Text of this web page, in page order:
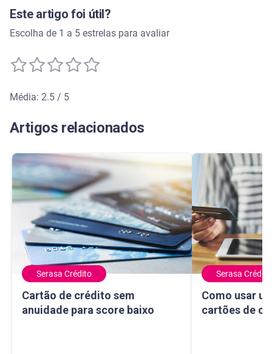
Este artigo foi útil?
Escolha de 1 a 5 estrelas para avaliar
Média: 2.5 / 5
Artigos relacionados
Serasa Crédito
Cartão de crédito sem
anuidade para score baixo
Cartão de crédito sem anuidade para score baixo
Serasa Crédito
Como usar
cartões de
Como usar um